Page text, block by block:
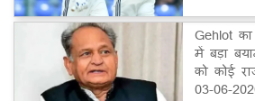
Gehlot
में बड़ा
को कोई
03-06-